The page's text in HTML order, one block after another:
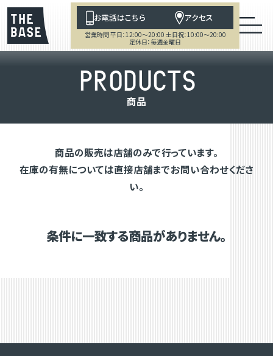
お電話はこちら アクセス
営業時間 平日：12:00～20:00 土日祝：10:00～20:00
定休日：毎週金曜日
PRODUCTS
商品
商品の販売は店舗のみで行っています。
在庫の有無については直接店舗までお問い合わせくださ
い。
条件に一致する商品がありません。